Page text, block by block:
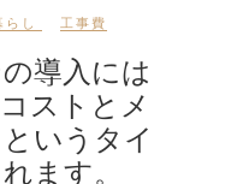
し 工事費
導入には
ストとメ
いうタイ
ます。